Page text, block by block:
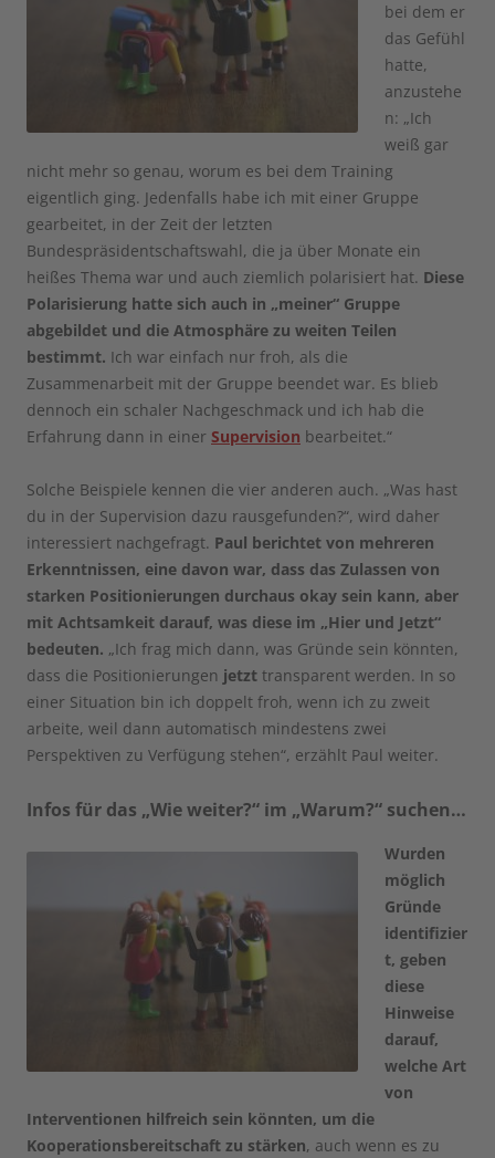
bei dem er
das Gefühl
hatte,
anzustehe
n: „Ich
weiß gar
nicht mehr so genau, worum es bei dem Training
eigentlich ging. Jedenfalls habe ich mit einer Gruppe
gearbeitet, in der Zeit der letzten
Bundespräsidentschaftswahl, die ja über Monate ein
heißes Thema war und auch ziemlich polarisiert hat. Diese
Polarisierung hatte sich auch in „meiner“ Gruppe
abgebildet und die Atmosphäre zu weiten Teilen
bestimmt. Ich war einfach nur froh, als die
Zusammenarbeit mit der Gruppe beendet war. Es blieb
dennoch ein schaler Nachgeschmack und ich hab die
Erfahrung dann in einer Supervision bearbeitet.“
Solche Beispiele kennen die vier anderen auch. „Was hast
du in der Supervision dazu rausgefunden?“, wird daher
interessiert nachgefragt. Paul berichtet von mehreren
Erkenntnissen, eine davon war, dass das Zulassen von
starken Positionierungen durchaus okay sein kann, aber
mit Achtsamkeit darauf, was diese im „Hier und Jetzt“
bedeuten. „Ich frag mich dann, was Gründe sein könnten,
dass die Positionierungen jetzt transparent werden. In so
einer Situation bin ich doppelt froh, wenn ich zu zweit
arbeite, weil dann automatisch mindestens zwei
Perspektiven zu Verfügung stehen“, erzählt Paul weiter.
Infos für das „Wie weiter?“ im „Warum?“ suchen…
Wurden
möglich
Gründe
identifizier
t, geben
diese
Hinweise
darauf,
welche Art
von
Interventionen hilfreich sein könnten, um die
Kooperationsbereitschaft zu stärken, auch wenn es zu